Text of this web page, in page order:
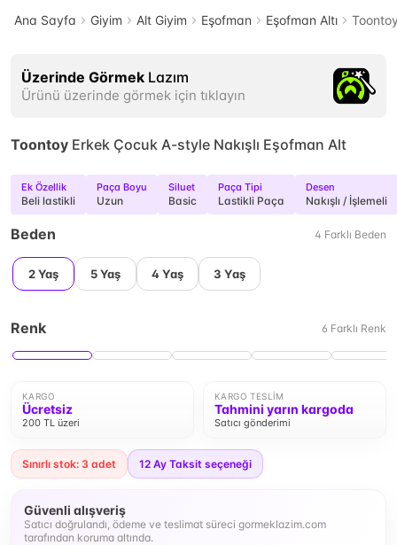
Ana Sayfa Giyim Alt Giyim Eşofman Eşofman Altı
Üzerinde Görmek Lazım
Ürünü üzerinde görmek için tıklayın
Toontoy Erkek Çocuk A-style Nakışlı Eşofman Alt
Ek Özellik
Beli lastikli
Paça Boyu
Uzun
Siluet
Basic
Paça Tipi
Lastikli Paça
Desen
Nakışlı / İşlemeli
Beden 4 Farklı Beden
2 Yaş 5 Yaş 4 Yaş 3 Yaş
Renk 6 Farklı Renk
KARGO
Ücretsiz
200 TL üzeri
KARGO TESLIM
Tahmini yarın kargoda
Satıcı gönderimi
Sınırlı stok: 3 adet 12 Ay Taksit seçeneği
Güvenli alışveriş
Satıcı doğrulandı, ödeme ve teslimat süreci gormeklazim.com
tarafından koruma altında.